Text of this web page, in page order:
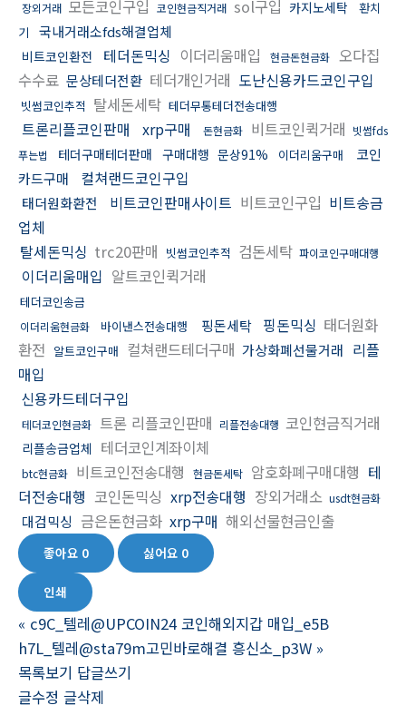
장외거래 모든코인구입 코인현금직거래 sol구입 카지노세탁
환치
기
국내거래소fds해결업체
비트코인환전 테더돈믹싱 이더리움매입 현금돈현금화 오다집
수수료 문상테더전환 테더개인거래 도난신용카드코인구입
빗썸코인추적 탈세돈세탁 테더무통테더전송대행
트론리플코인판매 xrp구매 돈현금화 비트코인퀵거래 빗썸fds
푸는법
테더구매테더판매 구매대행 문상91% 이더리움구매
코인
카드구매
컬쳐랜드코인구입
태더원화환전 비트코인판매사이트 비트코인구입 비트송금
업체
탈세돈믹싱 trc20판매 빗썸코인추적 검돈세탁 파이코인구매대행
이더리움매입 알트코인퀵거래
테더코인송금
이더리움현금화 바이낸스전송대행 핑돈세탁 핑돈믹싱 태더원화
환전 알트코인구매 컬쳐랜드테더구매 가상화폐선물거래 리플
매입
신용카드테더구입
테더코인현금화 트론 리플코인판매 리플전송대행 코인현금직거래
리플송금업체 테더코인계좌이체
btc현금화 비트코인전송대행 현금돈세탁 암호화폐구매대행 테
더전송대행 코인돈믹싱 xrp전송대행 장외거래소 usdt현금화
대검믹싱 금은돈현금화 xrp구매 해외선물현금인출
좋아요 0 싫어요 0
인쇄
« c9C_텔레@UPCOIN24 코인해외지갑 매입_e5B
h7L_텔레@sta79m고민바로해결 흥신소_p3W »
목록보기 답글쓰기
글수정 글삭제